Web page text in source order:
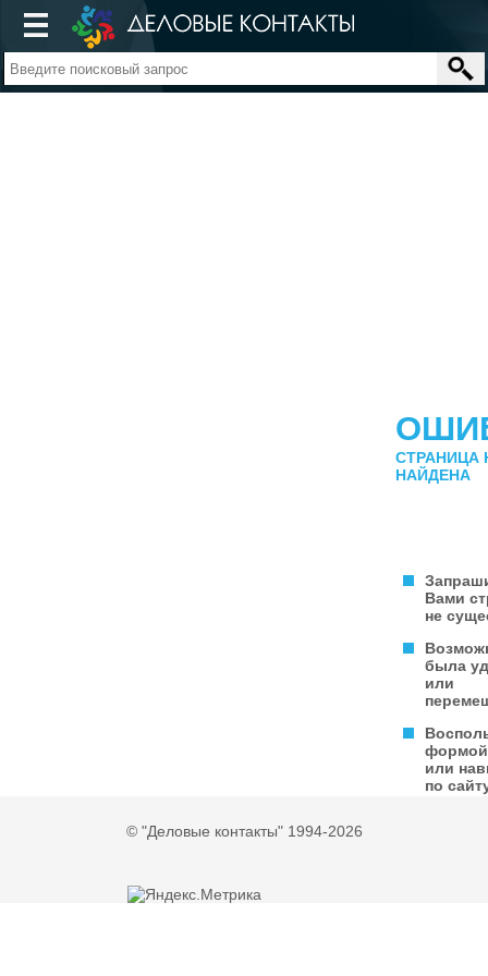
СТРАНИЦА
НАЙДЕНА
Вами
не
была
или
формой
или
по
© "Деловые контакты" 1994-2026